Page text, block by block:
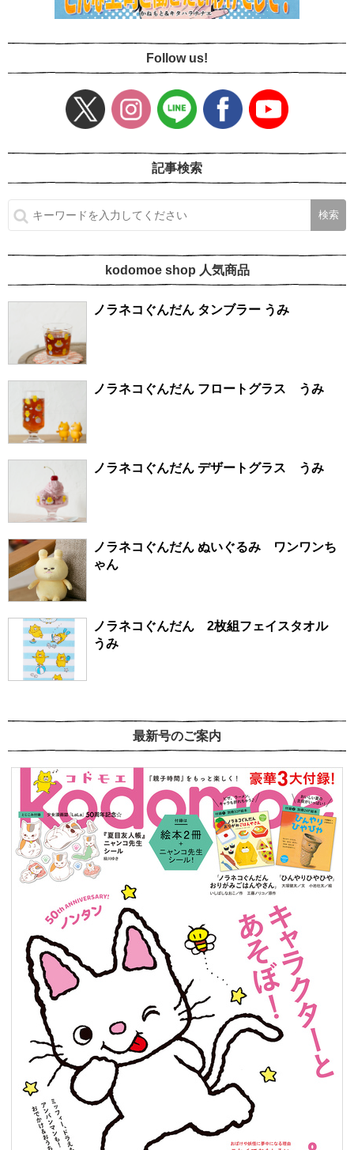
Follow us!
記事検索
kodomoe shop 人気商品
ノラネコぐんだん タンブラー うみ
ノラネコぐんだん フロートグラス うみ
ノラネコぐんだん デザートグラス うみ
ノラネコぐんだん ぬいぐるみ ワンワンち
ゃん
ノラネコぐんだん 2枚組フェイスタオル
うみ
最新号のご案内